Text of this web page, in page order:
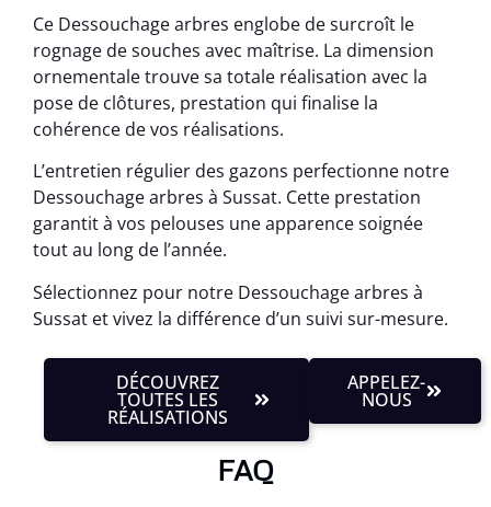
Ce Dessouchage arbres englobe de surcroît le
rognage de souches avec maîtrise. La dimension
ornementale trouve sa totale réalisation avec la
pose de clôtures, prestation qui finalise la
cohérence de vos réalisations.
L’entretien régulier des gazons perfectionne notre
Dessouchage arbres à Sussat. Cette prestation
garantit à vos pelouses une apparence soignée
tout au long de l’année.
Sélectionnez pour notre Dessouchage arbres à
Sussat et vivez la différence d’un suivi sur-mesure.
DÉCOUVREZ
TOUTES LES
RÉALISATIONS
APPELEZ-
NOUS
FAQ